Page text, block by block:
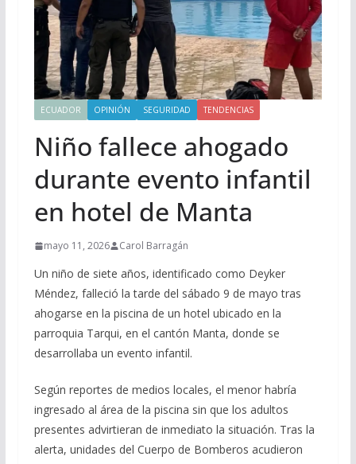
ECUADOR OPINIÓN SEGURIDAD TENDENCIAS
Niño fallece ahogado
durante evento infantil
en hotel de Manta
mayo 11, 2026 Carol Barragán
Un niño de siete años, identificado como Deyker
Méndez, falleció la tarde del sábado 9 de mayo tras
ahogarse en la piscina de un hotel ubicado en la
parroquia Tarqui, en el cantón Manta, donde se
desarrollaba un evento infantil.
Según reportes de medios locales, el menor habría
ingresado al área de la piscina sin que los adultos
presentes advirtieran de inmediato la situación. Tras la
alerta, unidades del Cuerpo de Bomberos acudieron